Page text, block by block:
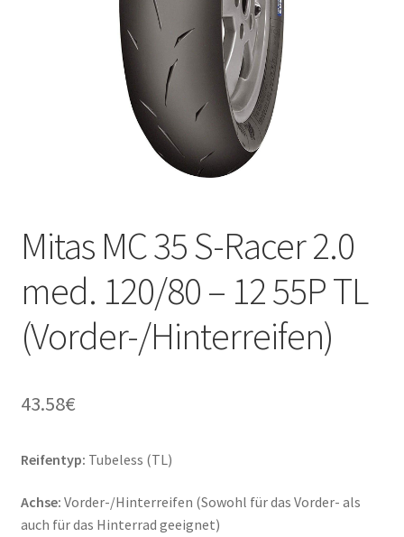
Mitas MC 35 S-Racer 2.0
med. 120/80 – 12 55P TL
(Vorder-/Hinterreifen)
43.58€
Reifentyp: Tubeless (TL)
Achse: Vorder-/Hinterreifen (Sowohl für das Vorder- als
auch für das Hinterrad geeignet)